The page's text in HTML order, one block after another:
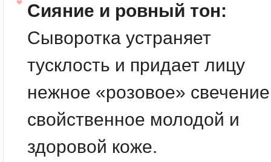
Сияние и ровный тон:
Сыворотка устраняет
тусклость и придает лицу
нежное «розовое»
свойственное молодой и
здоровой коже.